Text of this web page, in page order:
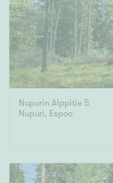
Nupurin Alppitie 5
Nupuri, Espoo